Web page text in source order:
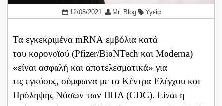
12/08/2021 Mr. Blog Υγεία
Τα εγκεκριμένα mRNA εμβόλια κατά
του κορονοϊού (Pfizer/BioNTech και Moderna)
«είναι ασφαλή και αποτελεσματικά» για
τις εγκύους, σύμφωνα με τα Κέντρα Ελέγχου και
Πρόληψης Νόσων των ΗΠΑ (CDC). Είναι η